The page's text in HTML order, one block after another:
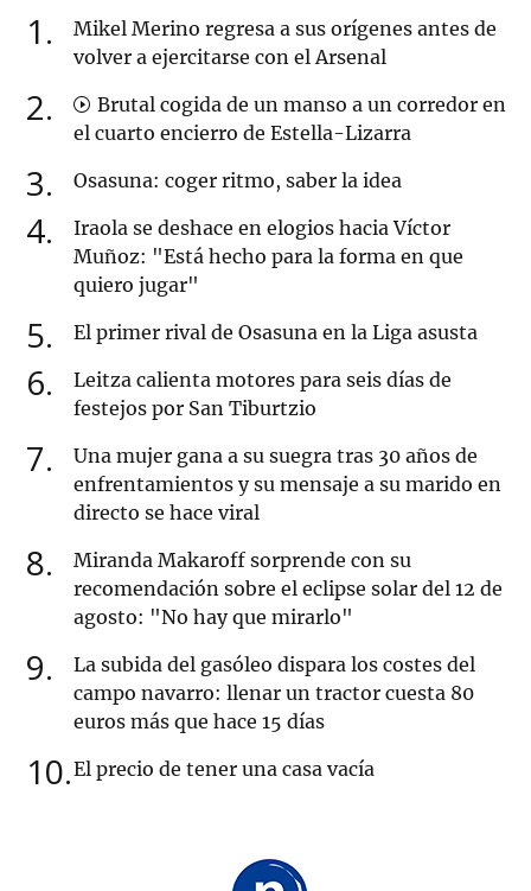
1
Mikel Merino regresa a sus orígenes antes de
volver a ejercitarse con el Arsenal
2
Brutal cogida de un manso a un corredor en
el cuarto encierro de Estella-Lizarra
3 Osasuna: coger ritmo, saber la idea
4
Iraola se deshace en elogios hacia Víctor
Muñoz: "Está hecho para la forma en que
quiero jugar"
5 El primer rival de Osasuna en la Liga asusta
6
Leitza calienta motores para seis días de
festejos por San Tiburtzio
7
Una mujer gana a su suegra tras 30 años de
enfrentamientos y su mensaje a su marido en
directo se hace viral
8
Miranda Makaroff sorprende con su
recomendación sobre el eclipse solar del 12 de
agosto: "No hay que mirarlo"
9
La subida del gasóleo dispara los costes del
campo navarro: llenar un tractor cuesta 80
euros más que hace 15 días
10 El precio de tener una casa vacía